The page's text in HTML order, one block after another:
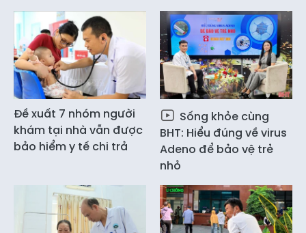
Đề xuất 7 nhóm người
khám tại nhà vẫn được
bảo hiểm y tế chi trả
Sống khỏe cùng
BHT: Hiểu đúng về virus
Adeno để bảo vệ trẻ
nhỏ